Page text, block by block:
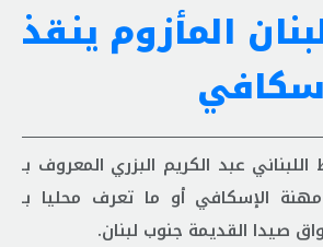
المأزوم ينقذ
اللبناني عبد الكريم البزري المعروف بـ
الإسكافي أو ما تعرف محليا بـ
صيدا القديمة جنوب لبنان.